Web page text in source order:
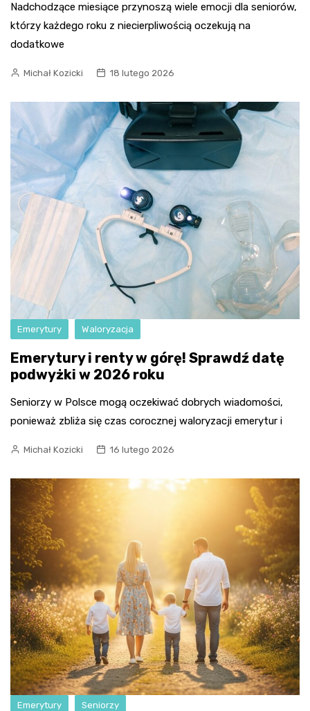
Nadchodzące miesiące przynoszą wiele emocji dla seniorów,
którzy każdego roku z niecierpliwością oczekują na
dodatkowe
Michał Kozicki 18 lutego 2026
Emerytury Waloryzacja
Emerytury i renty w górę! Sprawdź datę
podwyżki w 2026 roku
Seniorzy w Polsce mogą oczekiwać dobrych wiadomości,
ponieważ zbliża się czas corocznej waloryzacji emerytur i
Michał Kozicki 16 lutego 2026
Emerytury Seniorzy